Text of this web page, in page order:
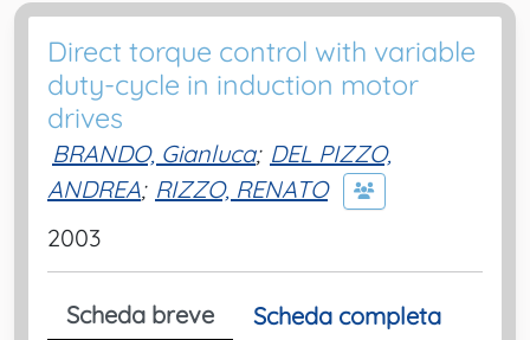
Direct torque control with variable
duty-cycle in induction motor
drives
BRANDO, Gianluca; DEL PIZZO,
ANDREA; RIZZO, RENATO
2003
Scheda breve
Scheda completa